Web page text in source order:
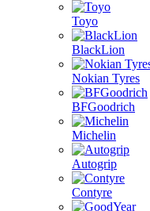
Toyo
BlackLion
Nokian Tyres
BFGoodrich
Michelin
Autogrip
Contyre